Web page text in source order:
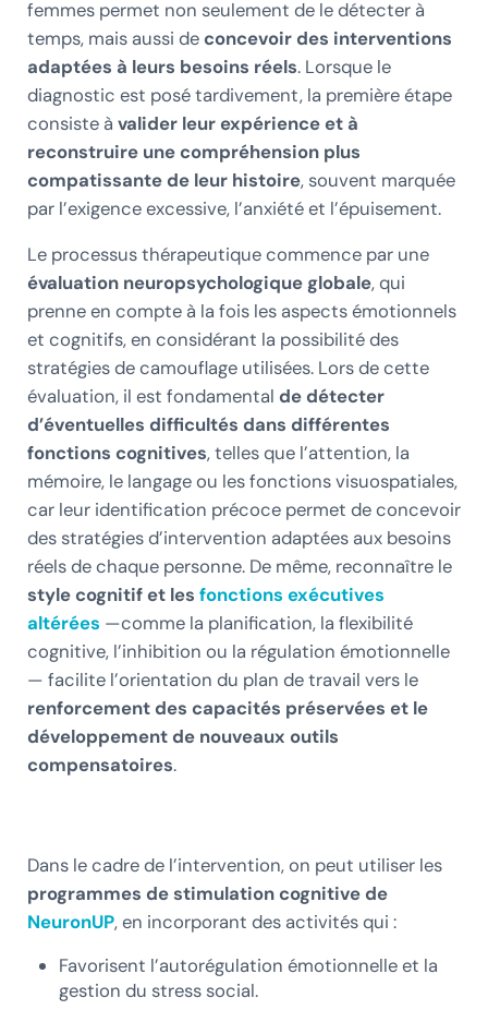
femmes permet non seulement de le détecter à
temps, mais aussi de concevoir des interventions
adaptées à leurs besoins réels. Lorsque le
diagnostic est posé tardivement, la première étape
consiste à valider leur expérience et à
reconstruire une compréhension plus
compatissante de leur histoire, souvent marquée
par l’exigence excessive, l’anxiété et l’épuisement.
Le processus thérapeutique commence par une
évaluation neuropsychologique globale, qui
prenne en compte à la fois les aspects émotionnels
et cognitifs, en considérant la possibilité des
stratégies de camouflage utilisées. Lors de cette
évaluation, il est fondamental de détecter
d’éventuelles difficultés dans différentes
fonctions cognitives, telles que l’attention, la
mémoire, le langage ou les fonctions visuospatiales,
car leur identification précoce permet de concevoir
des stratégies d’intervention adaptées aux besoins
réels de chaque personne. De même, reconnaître le
style cognitif et les fonctions exécutives
altérées —comme la planification, la flexibilité
cognitive, l’inhibition ou la régulation émotionnelle
— facilite l’orientation du plan de travail vers le
renforcement des capacités préservées et le
développement de nouveaux outils
compensatoires.
Dans le cadre de l’intervention, on peut utiliser les
programmes de stimulation cognitive de
NeuronUP, en incorporant des activités qui :
Favorisent l’autorégulation émotionnelle et la
gestion du stress social.